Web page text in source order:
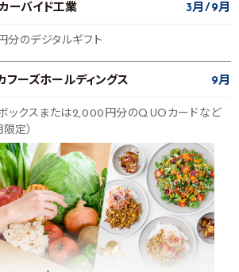
ーバイド工業 3月 9月
分のデジタルギフト
フーズホールディングス 9月
ックスまたは2,000円分のQUOカードなど
限定）